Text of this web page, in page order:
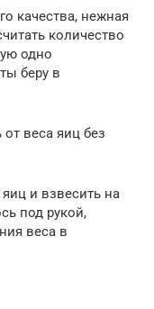
качества, нежная
количество
одно
беру в
веса яиц без
и взвесить на
под рукой,
веса в